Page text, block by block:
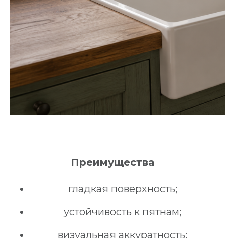
Преимущества
гладкая поверхность;
устойчивость к пятнам;
визуальная аккуратность;